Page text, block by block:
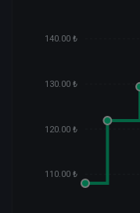
140.00 ₺
130.00 ₺
120.00 ₺
110.00 ₺